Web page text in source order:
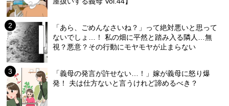
「あら、ごめんなさいね？」って絶対悪いと思って
ないでしょ…！ 私の畑に平然と踏み入る隣人…無
視？悪意？その行動にモヤモヤが止まらない
「義母の発言が許せない…！」嫁が義母に怒り爆
発！ 夫は仕方ないと言うけれど諦めるべき？